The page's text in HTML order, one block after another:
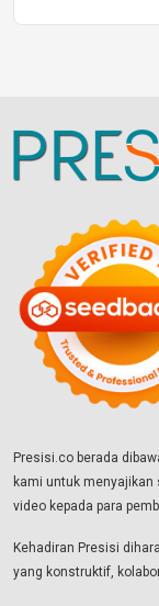
Presisi.co berada
kami untuk
video kepada para
Kehadiran Presisi
yang konstruktif,